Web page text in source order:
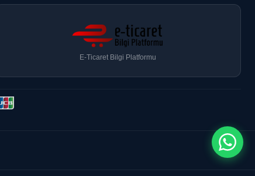
E-Ticaret Bilgi Platformu